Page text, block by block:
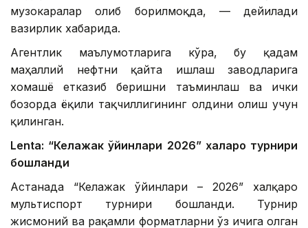
музокаралар олиб борилмоқда, — дейилади
вазирлик хабарида.
Агентлик маълумотларига кўра, бу қадам
маҳаллий нефтни қайта ишлаш заводларига
хомашё етказиб беришни таъминлаш ва ички
бозорда ёқилғи тақчиллигининг олдини олиш учун
қилинган.
Lentа: “Келажак ўйинлари 2026” халқаро турнири
бошланди
Астанада “Келажак ўйинлари – 2026” халқаро
мультиспорт турнири бошланди. Турнир
жисмоний ва рақамли форматларни ўз ичига олган